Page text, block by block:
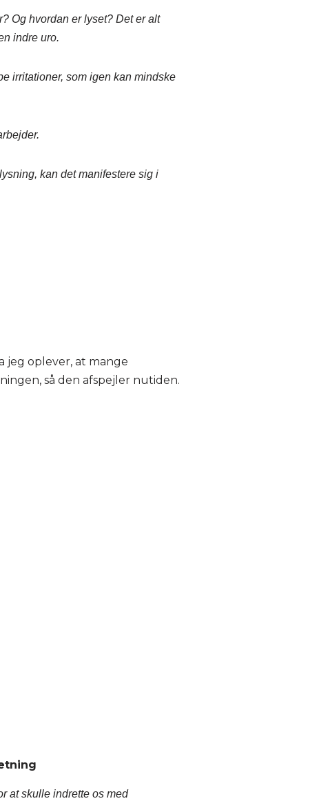
Og hvordan er lyset? Det er alt
indre uro.
irritationer, som igen kan mindske
kan det manifestere sig i
jeg oplever, at mange
så den afspejler nutiden.
at skulle indrette os med